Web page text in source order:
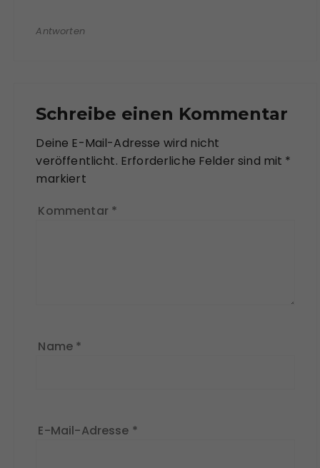
Antworten
Schreibe einen Kommentar
Deine E-Mail-Adresse wird nicht
veröffentlicht. Erforderliche Felder sind mit *
markiert
Kommentar *
Name *
E-Mail-Adresse *